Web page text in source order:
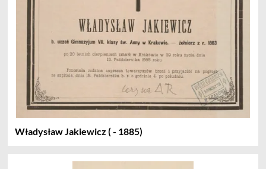
Władysław Jakiewicz ( - 1885)